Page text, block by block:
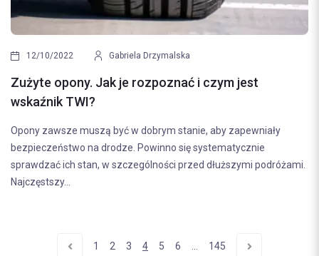
12/10/2022 Gabriela Drzymalska
Zużyte opony. Jak je rozpoznać i czym jest
wskaźnik TWI?
Opony zawsze muszą być w dobrym stanie, aby zapewniały
bezpieczeństwo na drodze. Powinno się systematycznie
sprawdzać ich stan, w szczególności przed dłuższymi podróżami.
Najczęstszy...
1 2 3 4 5 6 145